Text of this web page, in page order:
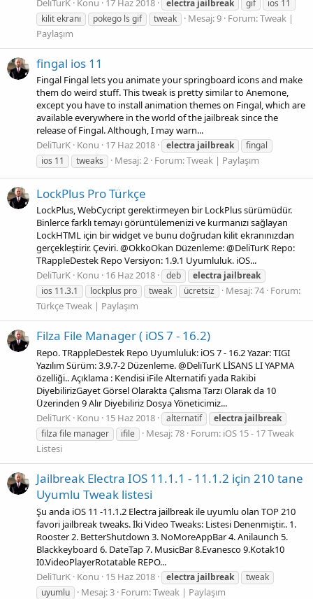
electra jailbreak gif
ios 11
kilit ekranı
pokego ls gif tweak Mesaj: 9 Forum:Tweak |
Paylaşım
fingal ios 11
Fingal Fingal lets you animate your springboard icons and make
them do weird stuff. This tweak is pretty similar to Anemone,
except you have to install animation themes on Fingal, which are
available everywhere in the world of the jailbreak since the
release of Fingal. Although, I may warn...
DeliTurK Konu 17 Haz 2018 electra jailbreak
fingal
ios 11
tweaks Mesaj: 2 Forum:Tweak | Paylaşım
LockPlus Pro Türkçe
LockPlus, WebCycript gerektirmeyen bir LockPlus sürümüdür.
Binlerce farklı temayı görüntülemenizi ve kurmanızı sağlayan
LockHTML için bir widget ve bunu doğrudan kilit ekranınızdan
gerçekleştirir. Çeviri. @OkkoOkan Düzenleme: @DeliTurK Repo:
TRappleDestek Repo Versiyon: 1.9.1 Uyumluluk. iOS...
DeliTurK Konu 16 Haz 2018 deb electra jailbreak
ios 11.3.1
lockplus pro tweak ücretsiz Mesaj: 74 Forum:
Türkçe Tweak | Paylaşım
Filza File Manager ( iOS 7 - 16.2)
Repo. TRappleDestek Repo Uyumluluk: iOS 7 - 16.2 Yazar: TIGI
Yazılım Sürüm: 3.9.7-2 Düzenleme. @DeliTurK LİSANS LI YAPMA
özelliği.. Açıklama : Kendisi iFile Alternatifi yada Rakibi
DiyebilirizGayet Görsel Olarakta Çalısma Tarzı Olarak da 10
Üzerinden 9 Alır Diyebiliriz Dosya Yöneticimiz...
DeliTurK Konu 15 Haz 2018 alternatif electra jailbreak
filza file manager
ifile Mesaj: 78 Forum: iOS 15 - 17 Tweak
Listesi
Jailbreak Electra IOS 11.1.1 - 11.1.2 için 210 tane
Uyumlu Tweak listesi
Şu anda iOS 11 -11.1.2 Electra jailbreak ile uyumlu olan TOP 210
favori jailbreak tweaks. İki Video Tweaks: Listesi Denenmiştir.. 1.
Rooster 2. BetterShutdown 3. NoMoreAppBar 4. Anilaunch 5.
Blackkeyboard 6. DateTap 7. MusicBar 8.Evanesco 9.Kotak10
I0.VideoPlayerRotatable REPO...
DeliTurK Konu 15 Haz 2018 electra jailbreak
tweak
uyumlu
Mesaj: 3 Forum:Tweak | Paylaşım